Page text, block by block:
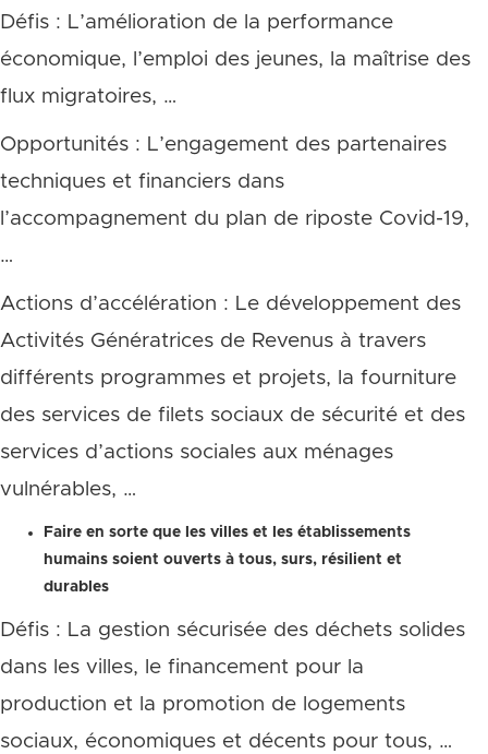
Défis : L’amélioration de la performance
économique, l’emploi des jeunes, la maîtrise des
flux migratoires, …
Opportunités : L’engagement des partenaires
techniques et financiers dans
l’accompagnement du plan de riposte Covid-19,
…
Actions d’accélération : Le développement des
Activités Génératrices de Revenus à travers
différents programmes et projets, la fourniture
des services de filets sociaux de sécurité et des
services d’actions sociales aux ménages
vulnérables, …
Faire en sorte que les villes et les établissements
humains soient ouverts à tous, surs, résilient et
durables
Défis : La gestion sécurisée des déchets solides
dans les villes, le financement pour la
production et la promotion de logements
sociaux, économiques et décents pour tous, …